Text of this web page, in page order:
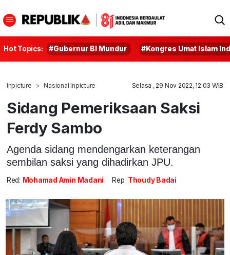
Hot Topics: #Gubernur BI Mundur #Kongres Umat Islam
Inpicture Nasional Inpicture Selasa , 29 Nov 2022, 12:03 WIB
Sidang Pemeriksaan Saksi
Ferdy Sambo
Agenda sidang mendengarkan keterangan
sembilan saksi yang dihadirkan JPU.
Red: Mohamad Amin Madani Rep: Thoudy Badai